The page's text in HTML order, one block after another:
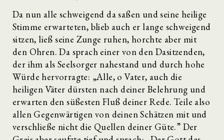
Da nun alle schweigend da saßen und seine heilige
Stimme erwarteten, blieb auch er lange schweigend
sitzen, ließ seine Zunge ruhen, horchte aber mit
den Ohren. Da sprach einer von den Dasitzenden,
der ihm als Seelsorger nahestand und durch hohe
Würde hervorragte: „Alle, o Vater, auch die
heiligen Väter dürsten nach deiner Belehrung und
erwarten den süßesten Fluß deiner Rede. Teile also
allen Gegenwärtigen von deinen Schätzen mit und
verschließe nicht die Quellen deiner Güte.” Der